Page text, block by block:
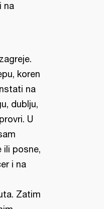
na
koren
na
dublju,
U
ili posne,
i na
Zatim